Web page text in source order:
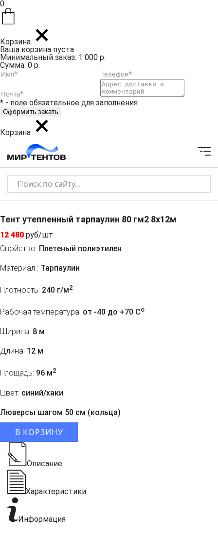
0
Корзина
Ваша корзина пуста
Минимальный заказ: 1 000 р.
Сумма: 0 р.
* - поле обязательное для заполнения
Корзина
Тент утепленный тарпаулин 80 гм2 8x12м
12 480 руб/шт
Свойство: Плетеный полиэтилен
Материал : Тарпаулин
Плотность: 240 г/м2
Рабочая температура: от -40 до +70 Co
Ширина: 8 м
Длина: 12 м
Площадь: 96 м2
Цвет: синий/хаки
Люверсы шагом 50 см (кольца)
В КОРЗИНУ
Описание
Характеристики
Информация